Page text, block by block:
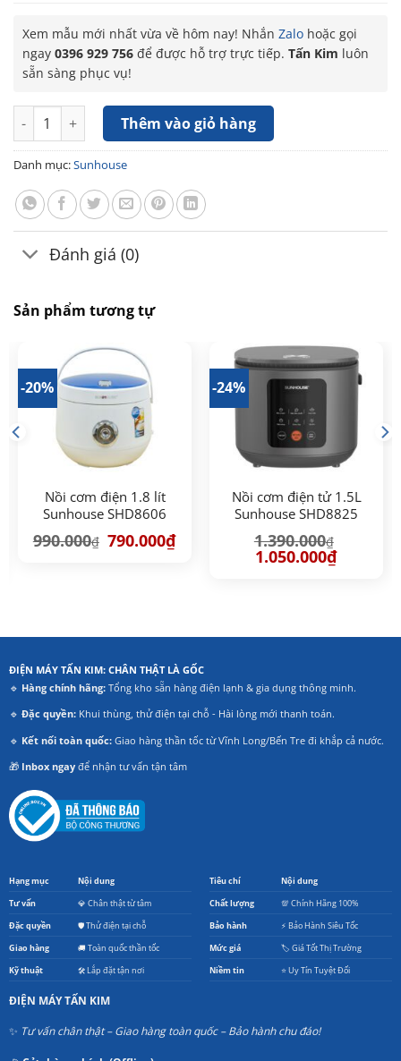
Xem mẫu mới nhất vừa về hôm nay! Nhắn Zalo hoặc gọi
ngay 0396 929 756 để được hỗ trợ trực tiếp. Tấn Kim luôn
sẵn sàng phục vụ!
Nồi cơm điện Sunhouse SHD8629C 1.8 lít (700W) số lượng
Thêm vào giỏ hàng
Danh mục:Sunhouse
Đánh giá (0)
Sản phẩm tương tự
-20%
Nồi cơm điện 1.8 lít
Sunhouse SHD8606
990.000₫ Giá
gốc
790.000₫Giá
-24%
Nồi cơm điện tử 1.5L
Sunhouse SHD8825
1.390.000₫
Giá
gốc
1.050.000₫Giá
ĐIỆN MÁY TẤN KIM: CHÂN THẬT LÀ GỐC
🔹 Hàng chính hãng:Tổng kho sẵn hàng điện lạnh & gia dụng thông minh.
🔹 Đặc quyền:Khui thùng, thử điện tại chỗ - Hài lòng mới thanh toán.
🔹 Kết nối toàn quốc:Giao hàng thần tốc từ Vĩnh Long/Bến Tre đi khắp cả nước.
🎁 Inbox ngayđể nhận tư vấn tận tâm
Hạng mục Nội dung
Tư vấn 💎 Chân thật từ tâm
Đặc quyền 🛡️ Thử điện tại chỗ
Giao hàng 🚚 Toàn quốc thần tốc
Kỹ thuật 🛠️ Lắp đặt tận nơi
Tiêu chí Nội dung
Chất lượng 💯 Chính Hãng 100%
Bảo hành ⚡ Bảo Hành Siêu Tốc
Mức giá 🏷️ Giá Tốt Thị Trường
Niềm tin ⭐ Uy Tín Tuyệt Đối
ĐIỆN MÁY TẤN KIM
✨ Tư vấn chân thật – Giao hàng toàn quốc – Bảo hành chu đáo!